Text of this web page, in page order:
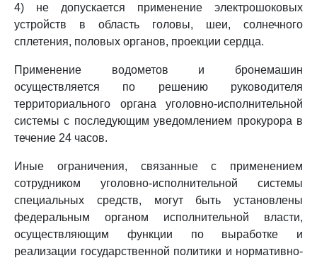
4) не допускается применение электрошоковых
устройств в область головы, шеи, солнечного
сплетения, половых органов, проекции сердца.
Применение водометов и бронемашин
осуществляется по решению руководителя
территориального органа уголовно-исполнительной
системы с последующим уведомлением прокурора в
течение 24 часов.
Иные ограничения, связанные с применением
сотрудником уголовно-исполнительной системы
специальных средств, могут быть установлены
федеральным органом исполнительной власти,
осуществляющим функции по выработке и
реализации государственной политики и нормативно-